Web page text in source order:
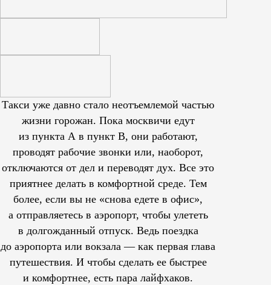
Такси уже давно стало неотъемлемой частью
жизни горожан. Пока москвичи едут
из пункта А в пункт В, они работают,
проводят рабочие звонки или, наоборот,
отключаются от дел и переводят дух. Все это
приятнее делать в комфортной среде. Тем
более, если вы не «снова едете в офис»,
а отправляетесь в аэропорт, чтобы улететь
в долгожданный отпуск. Ведь поездка
до аэропорта или вокзала — как первая глава
путешествия. И чтобы сделать ее быстрее
и комфортнее, есть пара лайфхаков.